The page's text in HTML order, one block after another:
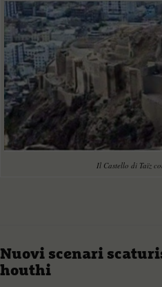
Il Castello di Taïz
Nuovi scenari
houthi